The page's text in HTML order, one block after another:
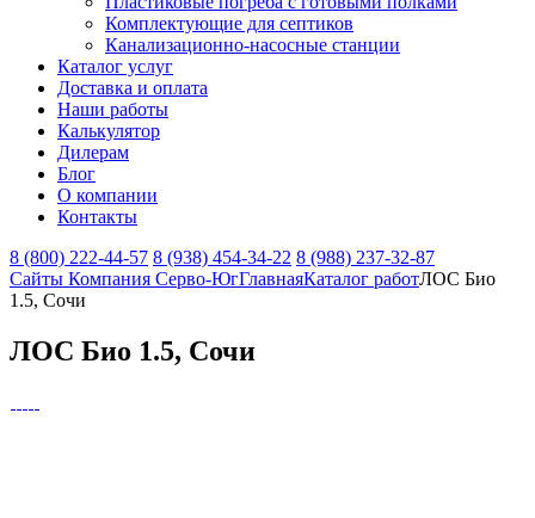
Комплектующие для септиков
Канализационно-насосные станции
Каталог услуг
Доставка и оплата
Наши работы
Калькулятор
Дилерам
Блог
О компании
Контакты
8 (800) 222-44-57 8 (938) 454-34-22 8 (988) 237-32-87
Сайты Компания Серво-ЮгГлавнаяКаталог работЛОС Био
1.5, Сочи
ЛОС Био 1.5, Сочи